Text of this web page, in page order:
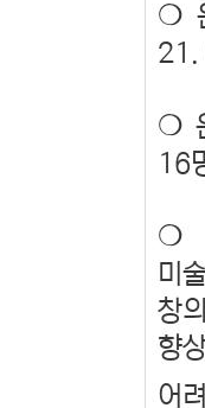
❍
21.
❍
16
❍
미
창
향
어